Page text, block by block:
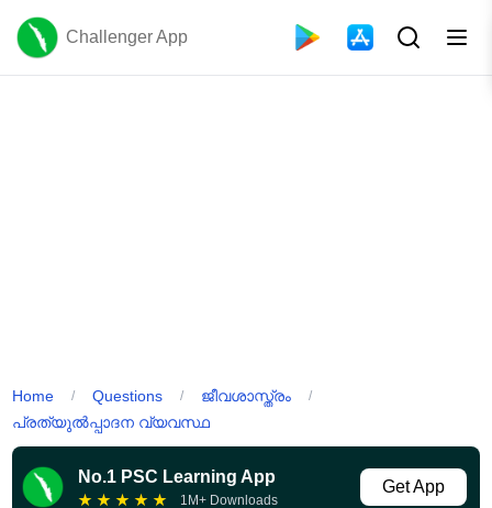
Challenger App
Home / Questions / ജീവശാസ്ത്രം /
പ്രത്യുൽപ്പാദന വ്യവസ്ഥ
No.1 PSC Learning App
★ ★ ★ ★ ★ 1M+ Downloads
Get App